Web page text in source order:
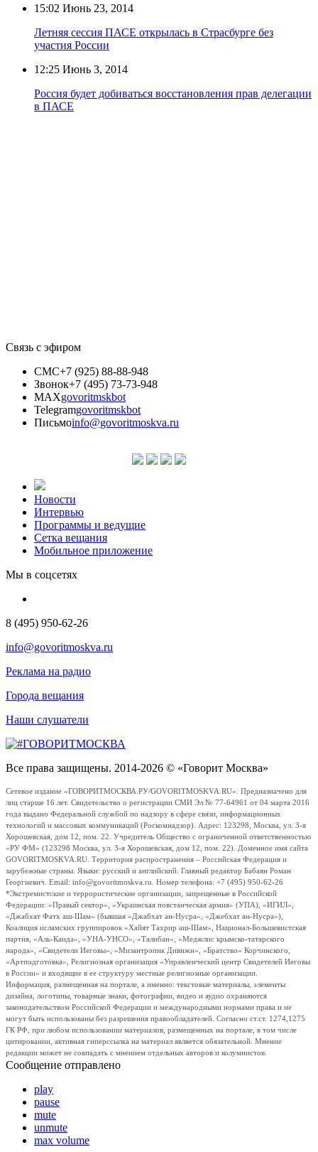
15:02 Июнь 23, 2014
Летняя сессия ПАСЕ открылась в Страсбурге без
участия России
12:25 Июнь 3, 2014
Россия будет добиваться восстановления прав делегации
в ПАСЕ
Связь с эфиром
СМС+7 (925) 88-88-948
Звонок+7 (495) 73-73-948
MAXgovoritmskbot
Telegramgovoritmskbot
Письмоinfo@govoritmoskva.ru
Новости
Интервью
Программы и ведущие
Сетка вещания
Мобильное приложение
Мы в соцсетях
8 (495) 950-62-26
info@govoritmoskva.ru
Реклама на радио
Города вещания
Наши слушатели
Все права защищены. 2014-2026 © «Говорит Москва»
Сетевое издание «ГОВОРИТМОСКВА.РУ/GOVORITMOSKVA.RU». Предназначено для
лиц старше 16 лет. Свидетельство о регистрации СМИ Эл № 77-64961 от 04 марта 2016
года выдано Федеральной службой по надзору в сфере связи, информационных
технологий и массовых коммуникаций (Роскомнадзор). Адрес: 123298, Москва, ул. 3-я
Хорошевская, дом 12, пом. 22. Учредитель Общество с ограниченной ответственностью
«РУ ФМ» (123298 Москва, ул. 3-я Хорошевская, дом 12, пом. 22). Доменное имя сайта
GOVORITMOSKVA.RU. Территория распространения – Российская Федерация и
зарубежные страны. Языки: русский и английский. Главный редактор Бабаян Роман
Георгиевич. Email: info@govoritmoskva.ru. Номер телефона: +7 (495) 950-62-26
*Экстремистские и террористические организации, запрещенные в Российской
Федерации: «Правый сектор», «Украинская повстанческая армия» (УПА), «ИГИЛ»,
«Джабхат Фатх аш-Шам» (бывшая «Джабхат ан-Нусра», «Джебхат ан-Нусра»),
Коалиция исламских группировок «Хайят Тахрир аш-Шам», Национал-Большевистская
партия, «Аль-Каида», «УНА-УНСО», «Талибан», «Меджлис крымско-татарского
народа», «Свидетели Иеговы», «Мизантропик Дивижн», «Братство» Корчинского,
«Артподготовка», Религиозная организация «Управленческий центр Свидетелей Иеговы
в России» и входящие в ее структуру местные религиозные организации.
Информация, размещенная на портале, а именно: текстовые материалы, элементы
дизайна, логотипы, товарные знаки, фотографии, видео и аудио охраняются
законодательством Российской Федерации и международными нормами права и не
могут быть использованы без разрешения правообладателей. Согласно ст.ст. 1274,1275
ГК РФ, при любом использовании материалов, размещенных на портале, в том числе
цитировании, активная гиперссылка на материал является обязательной. Мнение
редакции может не совпадать с мнением отдельных авторов и колумнистов.
Сообщение отправлено
play
pause
mute
unmute
max volume